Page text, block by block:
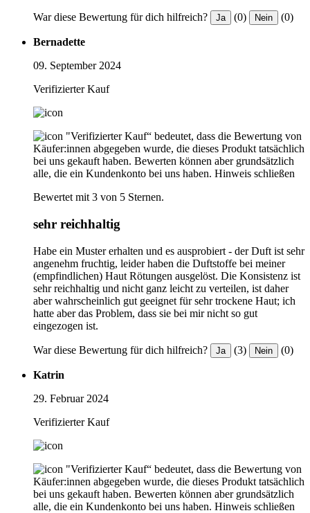
War diese Bewertung für dich hilfreich? Ja (0) Nein (0)
Bernadette
09. September 2024
Verifizierter Kauf
"Verifizierter Kauf“ bedeutet, dass die Bewertung von
Käufer:innen abgegeben wurde, die dieses Produkt tatsächlich
bei uns gekauft haben. Bewerten können aber grundsätzlich
alle, die ein Kundenkonto bei uns haben. Hinweis schließen
Bewertet mit 3 von 5 Sternen.
sehr reichhaltig
Habe ein Muster erhalten und es ausprobiert - der Duft ist sehr
angenehm fruchtig, leider haben die Duftstoffe bei meiner
(empfindlichen) Haut Rötungen ausgelöst. Die Konsistenz ist
sehr reichhaltig und nicht ganz leicht zu verteilen, ist daher
aber wahrscheinlich gut geeignet für sehr trockene Haut; ich
hatte aber das Problem, dass sie bei mir nicht so gut
eingezogen ist.
War diese Bewertung für dich hilfreich? Ja (3) Nein (0)
Katrin
29. Februar 2024
Verifizierter Kauf
"Verifizierter Kauf“ bedeutet, dass die Bewertung von
Käufer:innen abgegeben wurde, die dieses Produkt tatsächlich
bei uns gekauft haben. Bewerten können aber grundsätzlich
alle, die ein Kundenkonto bei uns haben. Hinweis schließen